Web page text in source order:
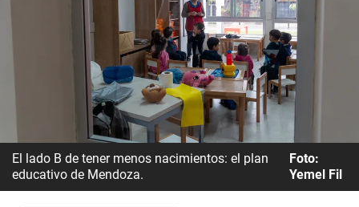
El lado B de tener menos nacimientos: el plan
educativo de Mendoza.
Foto:
Yemel Fil